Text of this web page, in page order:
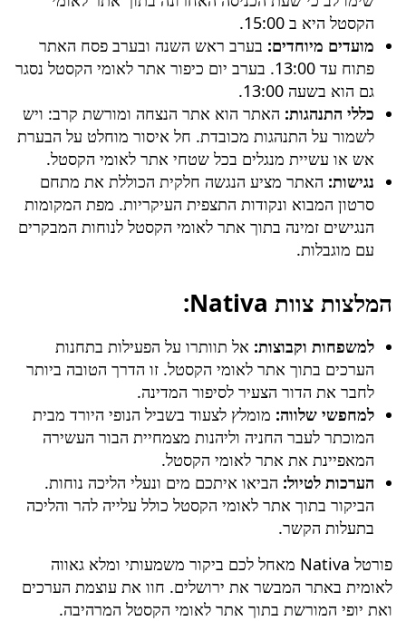
הקסטל היא ב 15:00.
מועדים מיוחדים: בערב ראש השנה ובערב פסח האתר
פתוח עד 13:00. בערב יום כיפור אתר לאומי הקסטל נסגר
גם הוא בשעה 13:00.
כללי התנהגות: האתר הוא אתר הנצחה ומורשת קרב: ויש
לשמור על התנהגות מכובדת. חל איסור מוחלט על הבערת
אש או עשיית מנגלים בכל שטחי אתר לאומי הקסטל.
נגישות: האתר מציע הנגשה חלקית הכוללת את מתחם
סרטון המבוא ונקודות התצפית העיקריות. מפת המקומות
הנגישים זמינה בתוך אתר לאומי הקסטל לנוחות המבקרים
עם מוגבלות.
המלצות צוות Nativa:
למשפחות וקבוצות: אל תוותרו על הפעילות בתחנות
הערכים בתוך אתר לאומי הקסטל. זו הדרך הטובה ביותר
לחבר את הדור הצעיר לסיפור המדינה.
למחפשי שלווה: מומלץ לצעוד בשביל הנופי היורד מבית
המוכתר לעבר החניה וליהנות מצמחיית הבור העשירה
המאפיינת את אתר לאומי הקסטל.
הערכות לטיול: הביאו איתכם מים ונעלי הליכה נוחות.
הביקור בתוך אתר לאומי הקסטל כולל עלייה להר והליכה
בתעלות הקשר.
פורטל Nativa מאחל לכם ביקור משמעותי ומלא גאווה
לאומית באתר המבשר את ירושלים. חוו את עוצמת הערכים
ואת יופי המורשת בתוך אתר לאומי הקסטל המרהיבה.